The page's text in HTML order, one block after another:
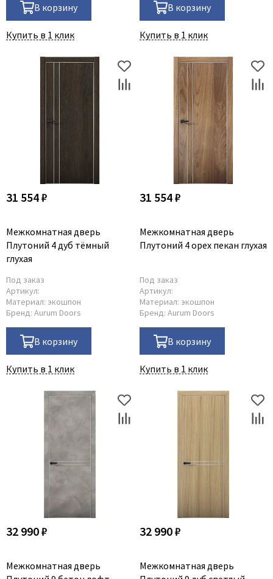
В корзину
Купить в 1 клик
В корзину
Купить в 1 клик
31 554 ₽
Межкомнатная дверь
Плутоний 4 дуб тёмный
глухая
Под заказ
Артикул:
Материал: экошпон
Бренд: Aurum Doors
В корзину
Купить в 1 клик
31 554 ₽
Межкомнатная дверь
Плутоний 4 орех пекан глухая
Под заказ
Артикул:
Материал: экошпон
Бренд: Aurum Doors
В корзину
Купить в 1 клик
32 990 ₽
Межкомнатная дверь
32 990 ₽
Межкомнатная дверь